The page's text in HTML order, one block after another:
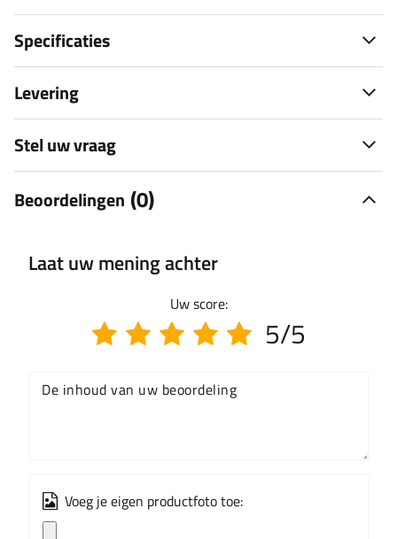
Specificaties
Levering
Stel uw vraag
Beoordelingen (0)
Laat uw mening achter
Uw score:
5/5
De inhoud van uw beoordeling
Voeg je eigen productfoto toe: